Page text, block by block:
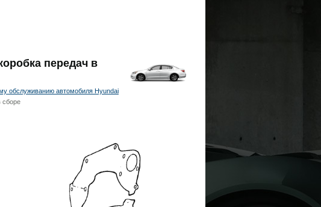
передач в
обслуживанию автомобиля Hyundai
сборе